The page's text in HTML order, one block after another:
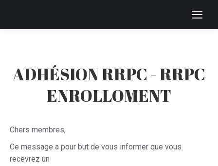
ADHÉSION RRPC - RRPC
ENROLLOMENT
Chers membres,
Ce message a pour but de vous informer que vous
recevrez un